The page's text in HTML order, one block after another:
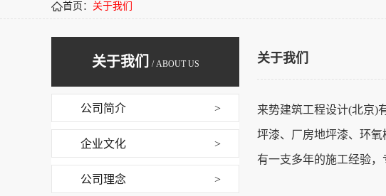
首页： 关于我们
关于我们 / ABOUT US
公司简介 >
企业文化 >
公司理念 >
关于我们
来势建筑工程设计(北京)
坪漆、厂房地坪漆、环
有一支多年的施工经验，